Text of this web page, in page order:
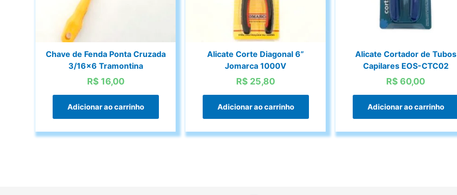
Chave de Fenda Ponta Cruzada
3/16×6 Tramontina
R$ 16,00
Adicionar ao carrinho
Alicate Corte Diagonal 6”
Jomarca 1000V
R$ 25,80
Adicionar ao carrinho
Alicate Cortador de Tubos
Capilares EOS-CTC02
R$ 60,00
Adicionar ao carrinho